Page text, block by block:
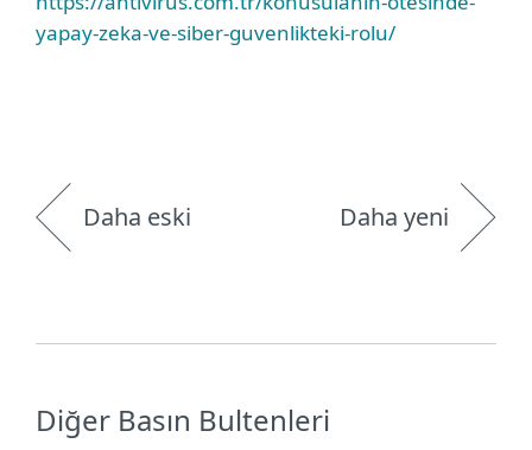
yapay-zeka-ve-siber-guvenlikteki-rolu/
Daha eski Daha yeni
Diğer Basın Bultenleri